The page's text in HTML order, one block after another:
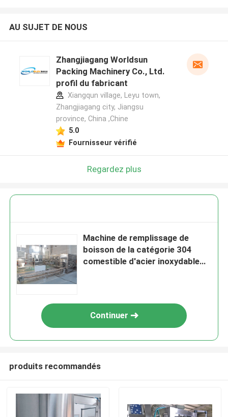
AU SUJET DE NOUS
Zhangjiagang Worldsun
Packing Machinery Co., Ltd.
profil du fabricant
Xiangqun village, Leyu town,
Zhangjiagang city, Jiangsu
province, China ,Chine
5.0
Fournisseur vérifié
Regardez plus
Machine de remplissage de
boisson de la catégorie 304
comestible d'acier inoxydable
Continuer
produits recommandés